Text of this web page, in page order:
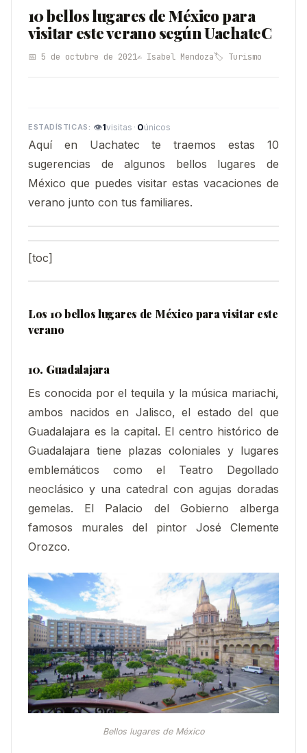
10 bellos lugares de México para
visitar este verano según UachateC
📅 5 de octubre de 2021✍️ Isabel Mendoza🏷️ Turismo
👁1visitas · 0únicos
Aquí en Uachatec te traemos estas 10
sugerencias de algunos bellos lugares de
México que puedes visitar estas vacaciones de
verano junto con tus familiares.
[toc]
Los 10 bellos lugares de México para visitar este
verano
10. Guadalajara
Es conocida por el tequila y la música mariachi,
ambos nacidos en Jalisco, el estado del que
Guadalajara es la capital. El centro histórico de
Guadalajara tiene plazas coloniales y lugares
emblemáticos como el Teatro Degollado
neoclásico y una catedral con agujas doradas
gemelas. El Palacio del Gobierno alberga
famosos murales del pintor José Clemente
Orozco.
Bellos lugares de México